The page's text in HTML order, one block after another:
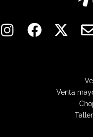
n
a
-
t
l
Venta